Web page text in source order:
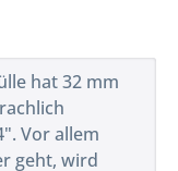
hat 32 mm
Vor allem
geht, wird